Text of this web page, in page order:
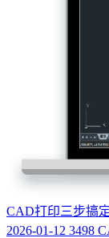
CAD打印三步搞
2026-01-12 3498